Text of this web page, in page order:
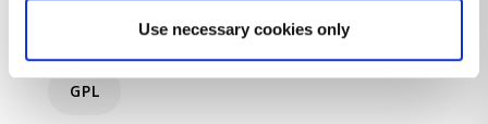
Use necessary cookies only
GPL